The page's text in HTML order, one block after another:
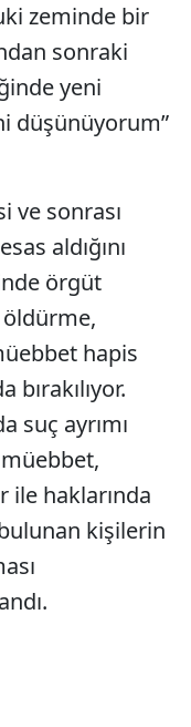
zeminde bir
sonraki
yeni
düşünüyorum”
ve sonrası
aldığını
örgüt
hapis
bırakılıyor.
suç ayrımı
müebbet,
ile haklarında
kişilerin